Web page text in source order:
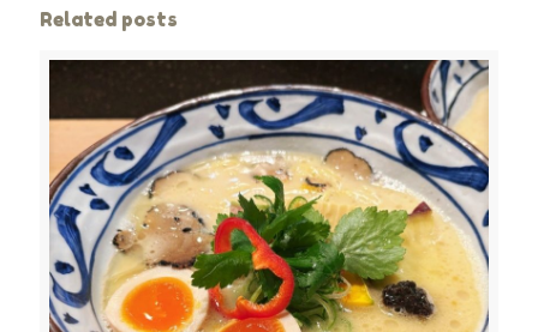
Related posts